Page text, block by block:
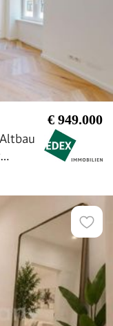
€ 949.000